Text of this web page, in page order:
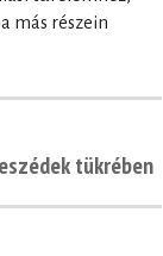
más részein
tükrében